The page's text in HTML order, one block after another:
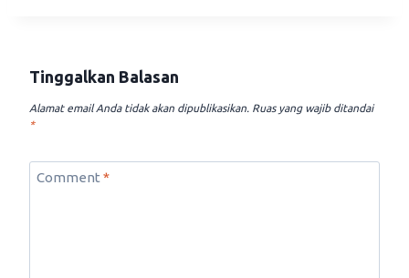
Tinggalkan Balasan
Alamat email Anda tidak akan dipublikasikan. Ruas yang wajib ditandai
*
Comment *